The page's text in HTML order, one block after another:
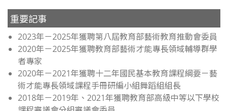
重要記事
2023年－2025年獲聘第八屆教育部藝術教育推動會委員
2020年－2025年獲聘教育部藝術才能專長領域輔導群學
者專家
2020年－2021年獲聘十二年國民基本教育課程綱要－藝
術才能專長領域課程手冊研編小組舞蹈組組長
2018年－2019年、2021年獲聘教育部高級中等以下學校